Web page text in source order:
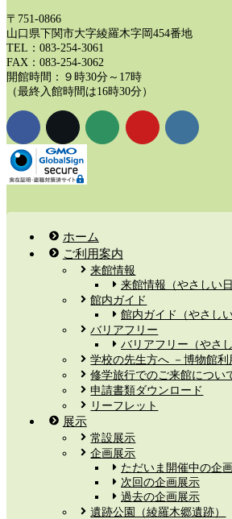
〒751-0866
山口県下関市大字綾羅木字岡454番地
TEL：083-254-3061
FAX：083-254-3062
開館時間：９時30分～17時
（最終入館時間は16時30分）
ホーム
ご利用案内
来館情報
来館情報（やさしい日
館内ガイド
館内ガイド（やさし
バリアフリー
バリアフリー（やさ
学校の先生方へ －博物館利
修学旅行でのご来館につい
申請書類ダウンロード
リーフレット
展示
常設展示
企画展示
ただいま開催中の企
次回の企画展示
過去の企画展示
遺跡公園（綾羅木郷遺跡）